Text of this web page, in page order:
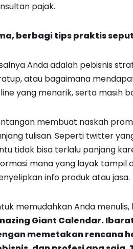
pajak.
berbagi tips praktis
Anda adalah pebisnis
atau bagaimana
yang menarik, serta masih
membuat naskah
tulisan. Seperti twitter
tidak bisa terlalu panjang
mana yang layak tampil
info produk atau jasa.
memudahkan Anda
Giant Calendar.
memetakan rencana